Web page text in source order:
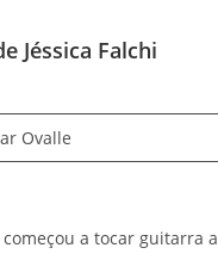
Jéssica Falchi
Ovalle
começou a tocar guitarra